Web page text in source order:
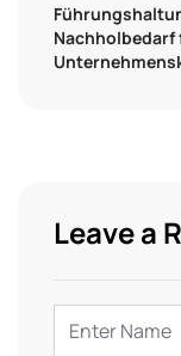
Nachholbedarf
Leave a